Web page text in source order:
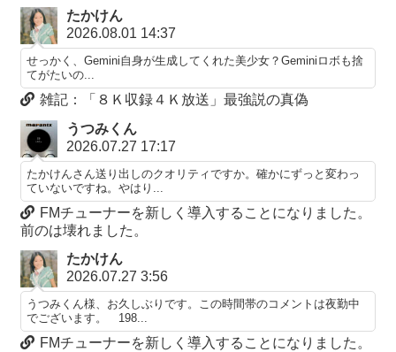
たかけん
2026.08.01 14:37
せっかく、Gemini自身が生成してくれた美少女？Geminiロボも捨
てがたいの...
雑記：「８Ｋ収録４Ｋ放送」最強説の真偽
うつみくん
2026.07.27 17:17
たかけんさん送り出しのクオリティですか。確かにずっと変わっ
ていないですね。やはり...
FMチューナーを新しく導入することになりました。
前のは壊れました。
たかけん
2026.07.27 3:56
うつみくん様、お久しぶりです。この時間帯のコメントは夜勤中
でございます。 198...
FMチューナーを新しく導入することになりました。